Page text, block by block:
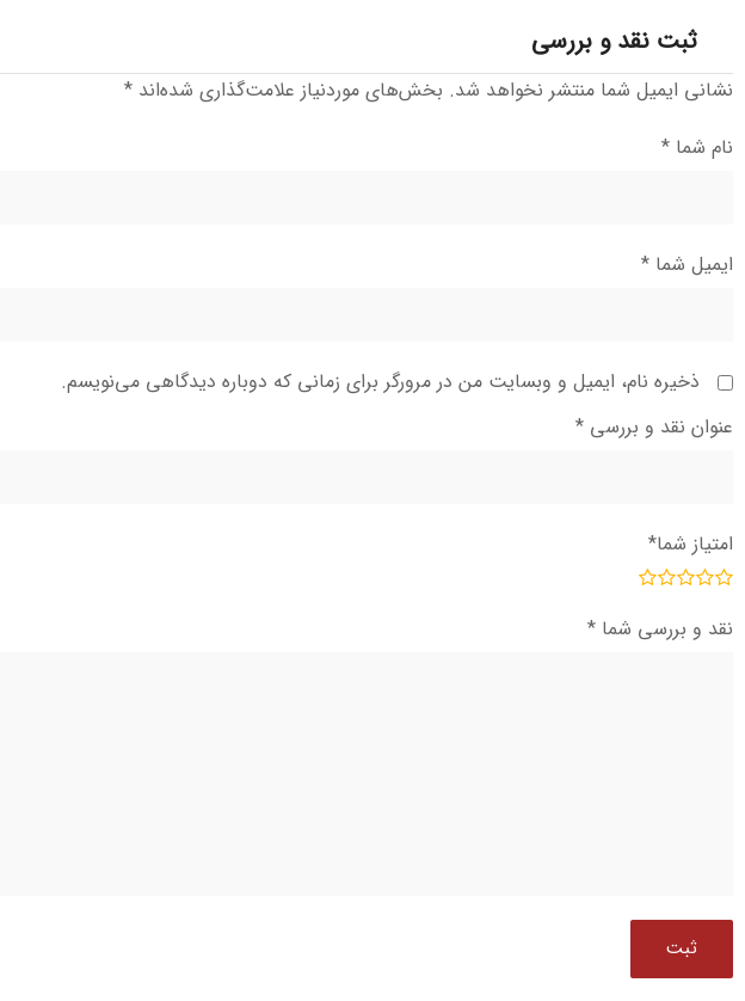
ثبت نقد و بررسی
نشانی ایمیل شما منتشر نخواهد شد. بخش‌های موردنیاز علامت‌گذاری شده‌اند *
نام شما *
ایمیل شما *
ذخیره نام، ایمیل و وبسایت من در مرورگر برای زمانی که دوباره دیدگاهی می‌نویسم.
عنوان نقد و بررسی *
امتیاز شما*
نقد و بررسی شما *